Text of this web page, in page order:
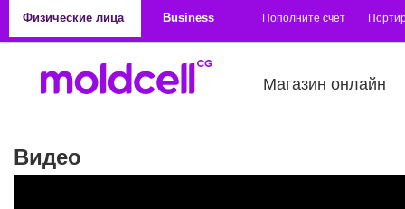
Физические лица
Business Пополните счёт
Магазин онлайн
Видео